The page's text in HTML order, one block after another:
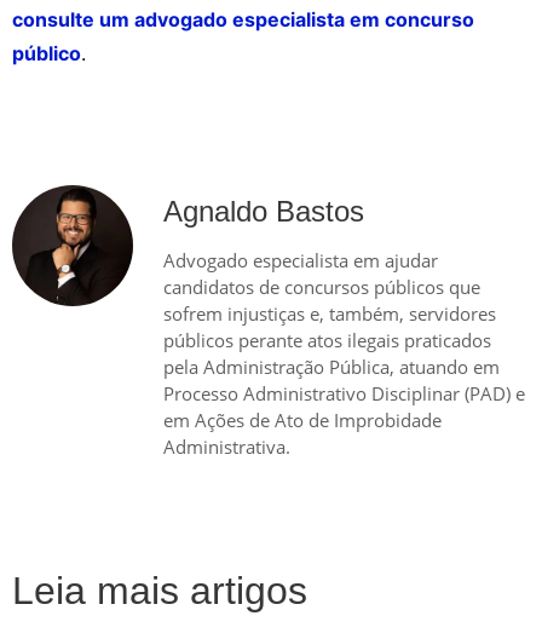
consulte um advogado especialista em concurso
público.
Agnaldo Bastos
Advogado especialista em ajudar
candidatos de concursos públicos que
sofrem injustiças e, também, servidores
públicos perante atos ilegais praticados
pela Administração Pública, atuando em
Processo Administrativo Disciplinar (PAD) e
em Ações de Ato de Improbidade
Administrativa.
Leia mais artigos